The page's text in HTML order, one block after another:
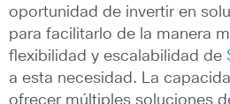
oportunidad de invertir en
para facilitarlo de la manera
flexibilidad y escalabilidad de
a esta necesidad. La
ofrecer múltiples soluciones